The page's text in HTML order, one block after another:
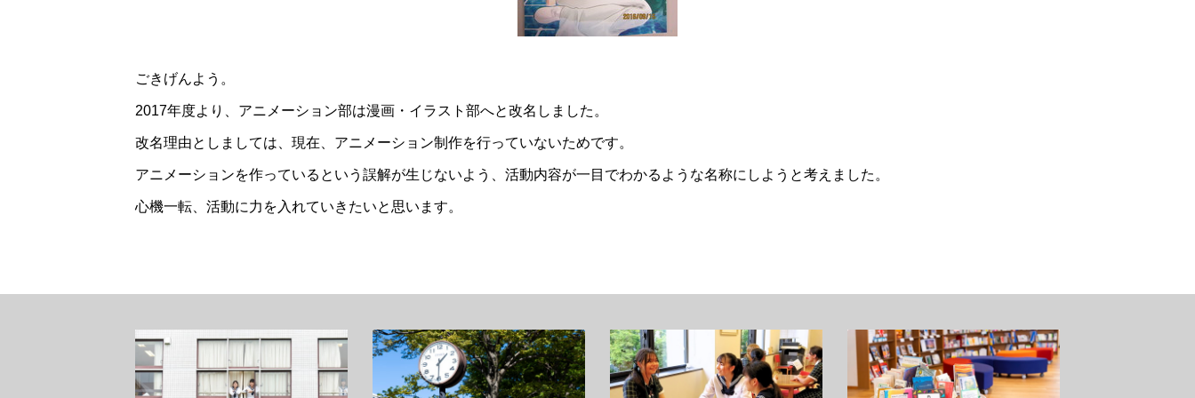
ごきげんよう。
2017年度より、アニメーション部は漫画・イラスト部へと改名しました。
改名理由としましては、現在、アニメーション制作を行っていないためです。
アニメーションを作っているという誤解が生じないよう、活動内容が一目でわかるような名称にしようと考えました。
心機一転、活動に力を入れていきたいと思います。